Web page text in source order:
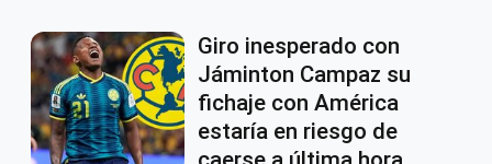
Giro inesperado con
Jáminton Campaz su
fichaje con América
estaría en riesgo de